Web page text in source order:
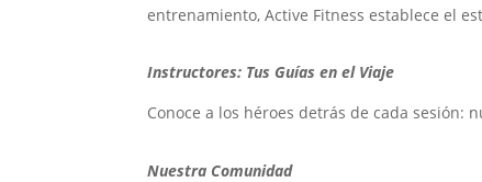
entrenamiento, Active Fitness establece el
Instructores: Tus Guías en el Viaje
Conoce a los héroes detrás de cada sesión:
Nuestra Comunidad